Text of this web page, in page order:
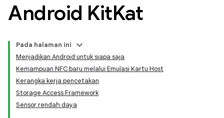
Android KitKat
Pada halaman ini
Menjadikan Android untuk siapa saja
Kemampuan NFC baru melalui Emulasi Kartu Host
Kerangka kerja pencetakan
Storage Access Framework
Sensor rendah daya